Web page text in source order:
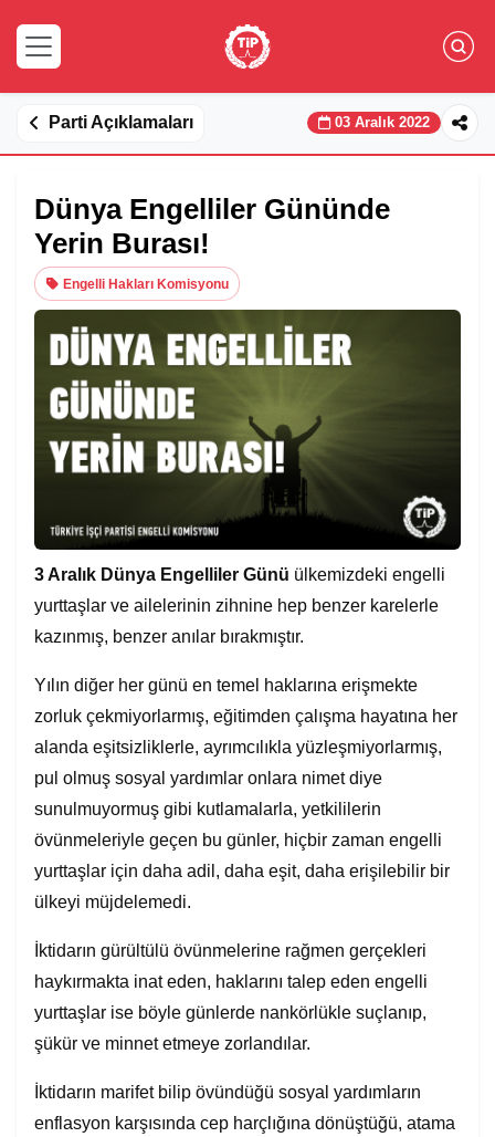
Parti Açıklamaları 03 Aralık 2022
Dünya Engelliler Gününde
Yerin Burası!
Engelli Hakları Komisyonu
3 Aralık Dünya Engelliler Günü ülkemizdeki engelli
yurttaşlar ve ailelerinin zihnine hep benzer karelerle
kazınmış, benzer anılar bırakmıştır.
Yılın diğer her günü en temel haklarına erişmekte
zorluk çekmiyorlarmış, eğitimden çalışma hayatına her
alanda eşitsizliklerle, ayrımcılıkla yüzleşmiyorlarmış,
pul olmuş sosyal yardımlar onlara nimet diye
sunulmuyormuş gibi kutlamalarla, yetkililerin
övünmeleriyle geçen bu günler, hiçbir zaman engelli
yurttaşlar için daha adil, daha eşit, daha erişilebilir bir
ülkeyi müjdelemedi.
İktidarın gürültülü övünmelerine rağmen gerçekleri
haykırmakta inat eden, haklarını talep eden engelli
yurttaşlar ise böyle günlerde nankörlükle suçlanıp,
şükür ve minnet etmeye zorlandılar.
İktidarın marifet bilip övündüğü sosyal yardımların
enflasyon karşısında cep harçlığına dönüştüğü, atama